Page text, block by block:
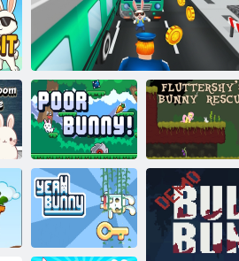
Utíkej, miluj surfaře
Chudák králík
Fluttershy
zachrání králíka